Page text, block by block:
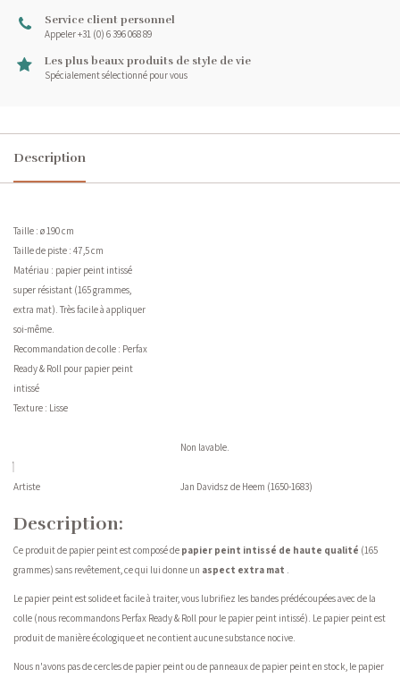
Service client personnel
Appeler +31 (0) 6 396 068 89
Les plus beaux produits de style de vie
Spécialement sélectionné pour vous
Description
Taille : ø 190 cm
Taille de piste : 47,5 cm
Matériau : papier peint intissé
super résistant (165 grammes,
extra mat). Très facile à appliquer
soi-même.
Recommandation de colle : Perfax
Ready & Roll pour papier peint
intissé
Texture : Lisse
Non lavable.
Artiste Jan Davidsz de Heem (1650-1683)
Description:
Ce produit de papier peint est composé de papier peint intissé de haute qualité (165
grammes) sans revêtement, ce qui lui donne un aspect extra mat .
Le papier peint est solide et facile à traiter, vous lubrifiez les bandes prédécoupées avec de la
colle (nous recommandons Perfax Ready & Roll pour le papier peint intissé). Le papier peint est
produit de manière écologique et ne contient aucune substance nocive.
Nous n'avons pas de cercles de papier peint ou de panneaux de papier peint en stock, le papier